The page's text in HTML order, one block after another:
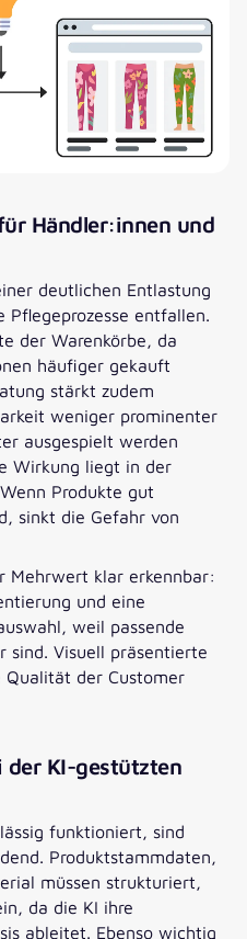
Händler:innen und
deutlichen Entlastung
Pflegeprozesse entfallen.
der Warenkörbe, da
häufiger gekauft
stärkt zudem
weniger prominenter
ausgespielt werden
Wirkung liegt in der
Produkte gut
sinkt die Gefahr von
Mehrwert klar erkennbar:
und eine
weil passende
sind. Visuell präsentierte
Qualität der Customer
der KI-gestützten
funktioniert, sind
Produktstammdaten,
müssen strukturiert,
da die KI ihre
ableitet. Ebenso wichtig